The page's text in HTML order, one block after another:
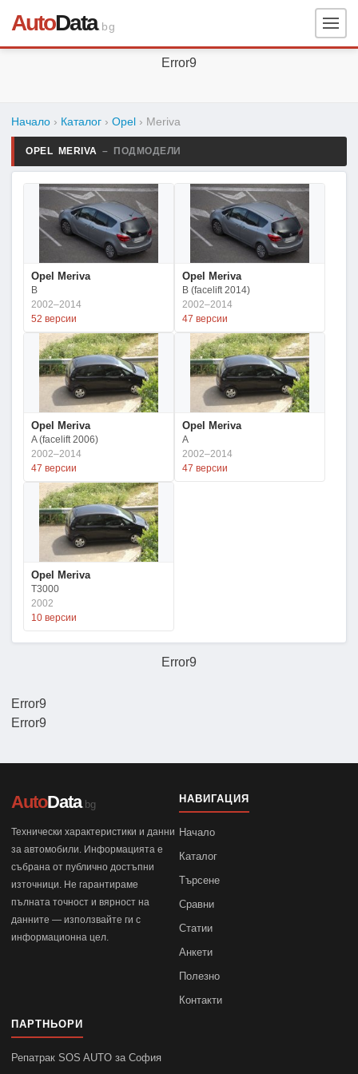
AutoData.bg
Error9
Error9
Начало › Каталог › Opel › Meriva
OPEL MERIVA – ПОДМОДЕЛИ
Opel Meriva
B
2002–2014
52 версии
Opel Meriva
B (facelift 2014)
2002–2014
47 версии
Opel Meriva
A (facelift 2006)
2002–2014
47 версии
Opel Meriva
A
2002–2014
47 версии
Opel Meriva
T3000
2002
10 версии
Error9
Error9
AutoData.bg
Технически характеристики и данни
за автомобили. Информацията е
събрана от публично достъпни
източници. Не гарантираме
пълната точност и вярност на
данните — използвайте ги с
информационна цел.
НАВИГАЦИЯ
Начало
Каталог
Търсене
Сравни
Статии
Анкети
Полезно
Контакти
ПАРТНЬОРИ
Репатрак SOS AUTO за София